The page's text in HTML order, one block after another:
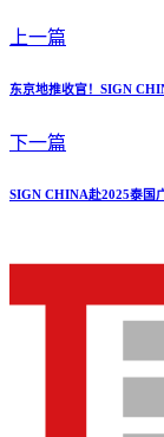
上一篇
东京地推收官！SIGN
下一篇
SIGN CHINA赴2025泰国